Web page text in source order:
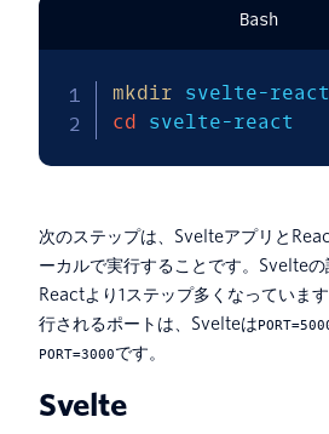
Bash
mkdir
cd svelte-react
次のステップは、Svelteアプリと
ーカルで実行することです。Svelteの
Reactより1ステップ多くなっていま
行されるポートは、Svelteは
PORT=3000です。
Svelte